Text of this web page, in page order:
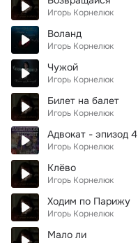
Игорь Корнелюк
Воланд
Игорь Корнелюк
Чужой
Игорь Корнелюк
Билет на балет
Игорь Корнелюк
Адвокат - эпизод 4
Игорь Корнелюк
Клёво
Игорь Корнелюк
Ходим по Парижу
Игорь Корнелюк
Мало ли